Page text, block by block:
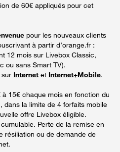
de 60€ appliqués pour cet
pour les nouveaux clients
à partir d’orange.fr :
12 mois sur Livebox Classic,
ou sans Smart TV).
sur Internet et Internet+Mobile.
à 15€ chaque mois en fonction du
dans la limite de 4 forfaits mobile
offre Livebox éligible.
Perte de la remise en
résiliation ou de demande de